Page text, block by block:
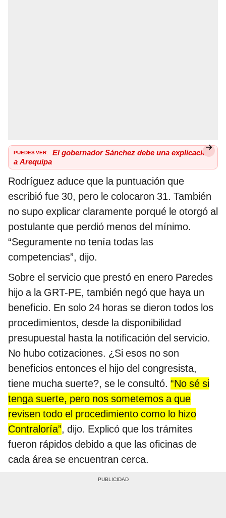
PUEDES VER: El gobernador Sánchez debe una explicación
a Arequipa
Rodríguez aduce que la puntuación que
escribió fue 30, pero le colocaron 31. También
no supo explicar claramente porqué le otorgó al
postulante que perdió menos del mínimo.
“Seguramente no tenía todas las
competencias”, dijo.
Sobre el servicio que prestó en enero Paredes
hijo a la GRT-PE, también negó que haya un
beneficio. En solo 24 horas se dieron todos los
procedimientos, desde la disponibilidad
presupuestal hasta la notificación del servicio.
No hubo cotizaciones. ¿Si esos no son
beneficios entonces el hijo del congresista,
tiene mucha suerte?, se le consultó. “No sé si
tenga suerte, pero nos sometemos a que
revisen todo el procedimiento como lo hizo
Contraloría”, dijo. Explicó que los trámites
fueron rápidos debido a que las oficinas de
cada área se encuentran cerca.